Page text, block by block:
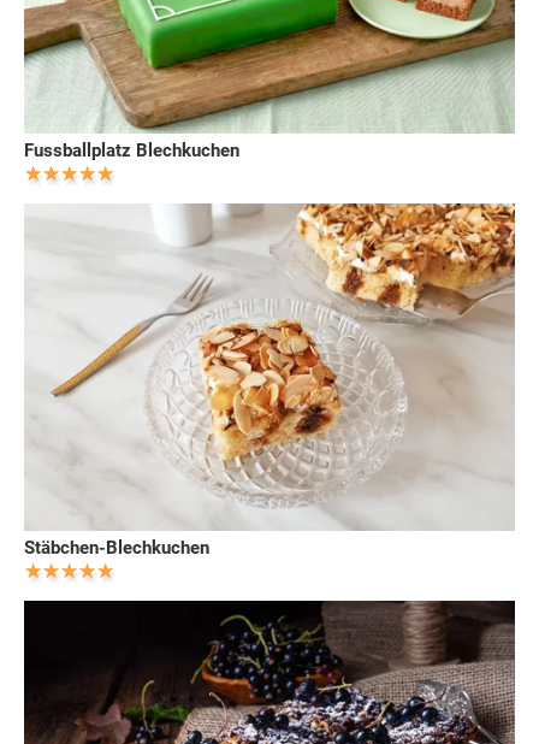
Fussballplatz Blechkuchen
Stäbchen-Blechkuchen